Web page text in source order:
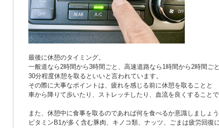
最後に休憩のタイミング。
一般道なら2時間から3時間ごと、高速道路なら1時間から2時間ご
30分程度休憩を取るといいと言われています。
その際に大事なポイントは、疲れを感じる前に休憩を取ることと
車から降りて歩いたり、ストレッチしたり、血流を良くすること
また、休憩中に食事を取るのであれば何を食べるか意識しましょ
ビタミンB1が多く含む豚肉、キノコ類、ナッツ、ごまは疲労回復